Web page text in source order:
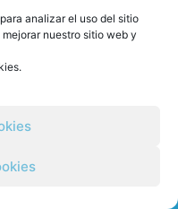
analizar el uso del sitio
nuestro sitio web y
.